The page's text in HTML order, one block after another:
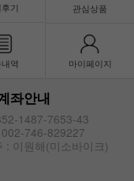
기 관심상품
역 마이페이지
좌안내
1487-7653-43
746-829227
: 이원해(미소바이크)